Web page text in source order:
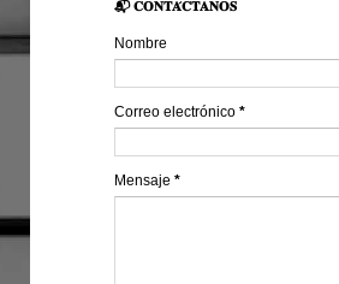
📬 𝐂𝐎𝐍𝐓𝐀́𝐂𝐓𝐀𝐍𝐎𝐒
Nombre
Correo electrónico *
Mensaje *